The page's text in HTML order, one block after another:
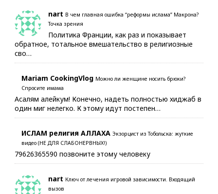
nart В чем главная ошибка “реформы ислама” Макрона?
Точка зрения
Политика Франции, как раз и показывает
обратное, тотальное вмешательство в религиозные
сво…
Mariam CookingVlog Можно ли женщине носить брюки?
Спросите имама
Асалям алейкум! Конечно, надеть полностью хиджаб в
один миг нелегко. К этому идут постепен…
ИСЛАМ религия АЛЛАХА Экзорцист из Тобольска: жуткие
видео (НЕ ДЛЯ СЛАБОНЕРВНЫХ!)
79626365590 позвоните этому человеку
nart Ключ от лечения игровой зависимости. Входящий
вызов